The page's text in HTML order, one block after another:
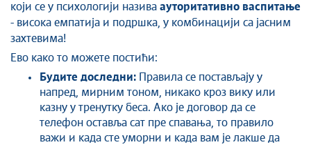
који се у психологији назива ауторитативно васпитање
- висока емпатија и подршка, у комбинацији са јасним
захтевима!
Ево како то можете постићи:
Будите доследни: Правила се постављају у
напред, мирним тоном, никако кроз вику или
казну у тренутку беса. Ако је договор да се
телефон оставља сат пре спавања, то правило
важи и када сте уморни и када вам је лакше да